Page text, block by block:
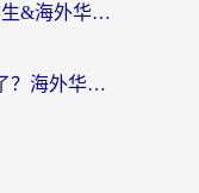
海外哪里能看奥运直播？留学生&海外华人必看的体育赛事观赛终极指南
12123交管在国外怎么使用不了？海外华人必看的无缝访问国内资源指南